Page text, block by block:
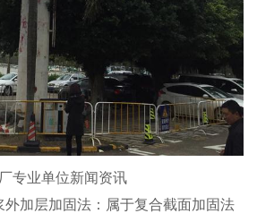
专业单位新闻资讯
加层加固法：属于复合截面加固法